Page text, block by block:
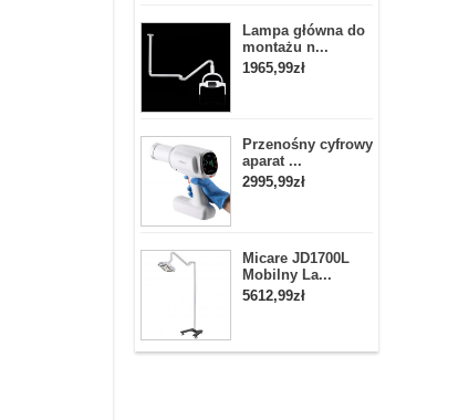
Lampa główna do
montażu n...
1965,99zł
Przenośny cyfrowy
aparat ...
2995,99zł
Micare JD1700L
Mobilny La...
5612,99zł